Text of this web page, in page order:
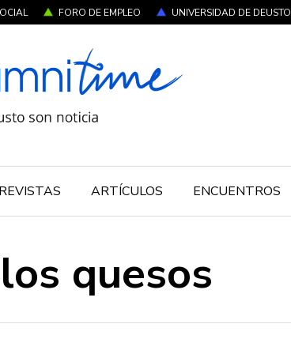
FORO DE EMPLEO UNIVERSIDAD DE DEUSTO
ARTÍCULOS ENCUENTROS
quesos